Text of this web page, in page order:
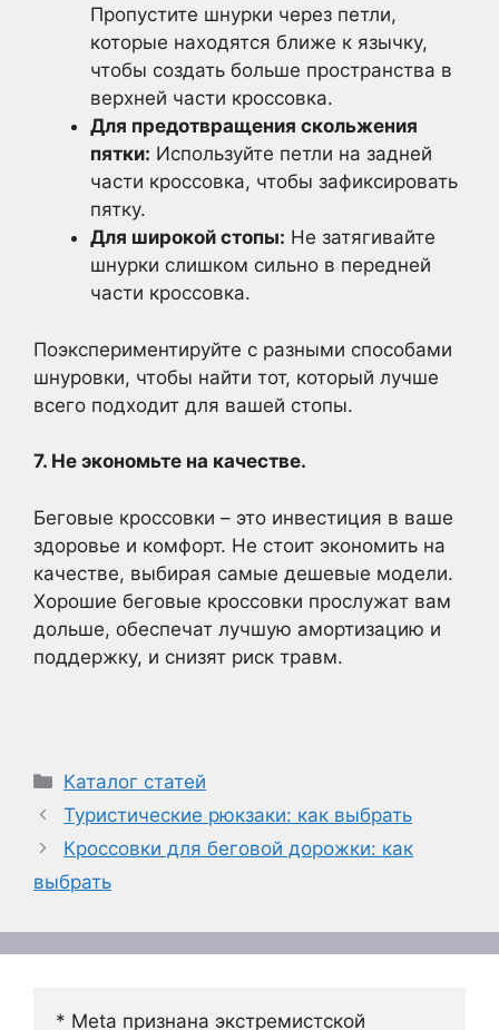
Пропустите шнурки через петли,
которые находятся ближе к язычку,
чтобы создать больше пространства в
верхней части кроссовка.
Для предотвращения скольжения
пятки: Используйте петли на задней
части кроссовка, чтобы зафиксировать
пятку.
Для широкой стопы: Не затягивайте
шнурки слишком сильно в передней
части кроссовка.
Поэкспериментируйте с разными способами
шнуровки, чтобы найти тот, который лучше
всего подходит для вашей стопы.
7. Не экономьте на качестве.
Беговые кроссовки – это инвестиция в ваше
здоровье и комфорт. Не стоит экономить на
качестве, выбирая самые дешевые модели.
Хорошие беговые кроссовки прослужат вам
дольше, обеспечат лучшую амортизацию и
поддержку, и снизят риск травм.
Рубрики
Каталог статей
Туристические рюкзаки: как выбрать
Кроссовки для беговой дорожки: как
выбрать
* Meta признана экстремистской